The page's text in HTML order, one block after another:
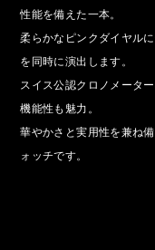
性能を備えた一本。
柔らかなピンクダイヤル
を同時に演出します。
スイス公認クロノメータ
機能性も魅力。
華やかさと実用性を兼ね
ォッチです。